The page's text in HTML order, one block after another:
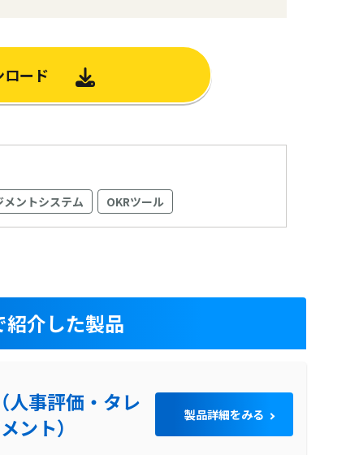
ード
ントシステム OKRツール
紹介した製品
人事評価・タレ
ント）
製品詳細をみる